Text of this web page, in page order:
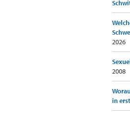
2026
2008
in